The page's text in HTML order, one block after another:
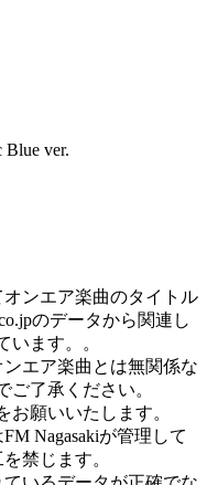
ver.
ンエア楽曲のタイトル
のデータから関連し
います。。
エア楽曲とは無関係な
了承ください。
願いいたします。
Nagasakiが管理して
禁じます。